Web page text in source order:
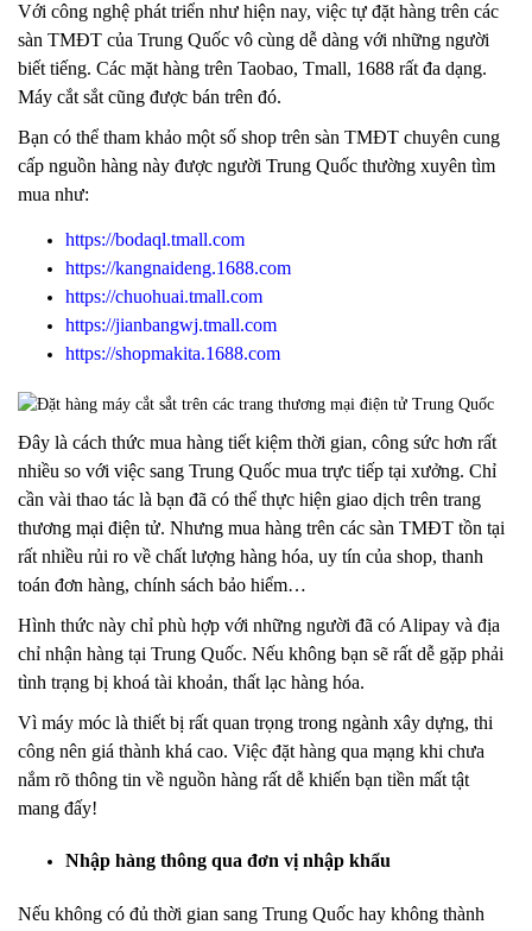
Với công nghệ phát triển như hiện nay, việc tự đặt hàng trên các
sàn TMĐT của Trung Quốc vô cùng dễ dàng với những người
biết tiếng. Các mặt hàng trên Taobao, Tmall, 1688 rất đa dạng.
Máy cắt sắt cũng được bán trên đó.
Bạn có thể tham khảo một số shop trên sàn TMĐT chuyên cung
cấp nguồn hàng này được người Trung Quốc thường xuyên tìm
mua như:
https://bodaql.tmall.com
https://kangnaideng.1688.com
https://chuohuai.tmall.com
https://jianbangwj.tmall.com
https://shopmakita.1688.com
Đây là cách thức mua hàng tiết kiệm thời gian, công sức hơn rất
nhiều so với việc sang Trung Quốc mua trực tiếp tại xưởng. Chỉ
cần vài thao tác là bạn đã có thể thực hiện giao dịch trên trang
thương mại điện tử. Nhưng mua hàng trên các sàn TMĐT tồn tại
rất nhiều rủi ro về chất lượng hàng hóa, uy tín của shop, thanh
toán đơn hàng, chính sách bảo hiểm…
Hình thức này chỉ phù hợp với những người đã có Alipay và địa
chỉ nhận hàng tại Trung Quốc. Nếu không bạn sẽ rất dễ gặp phải
tình trạng bị khoá tài khoản, thất lạc hàng hóa.
Vì máy móc là thiết bị rất quan trọng trong ngành xây dựng, thi
công nên giá thành khá cao. Việc đặt hàng qua mạng khi chưa
nắm rõ thông tin về nguồn hàng rất dễ khiến bạn tiền mất tật
mang đấy!
Nhập hàng thông qua đơn vị nhập khẩu
Nếu không có đủ thời gian sang Trung Quốc hay không thành